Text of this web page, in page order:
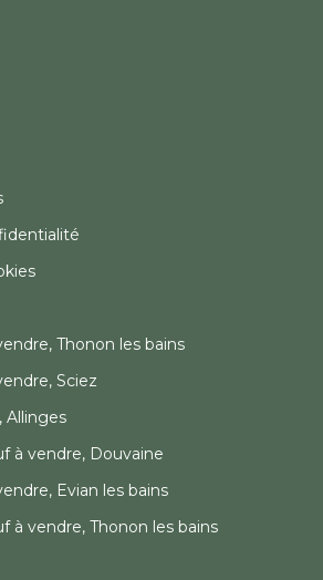
Thonon les bains
Sciez
Allinges
à vendre, Douvaine
Evian les bains
à vendre, Thonon les bains